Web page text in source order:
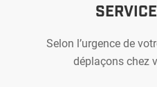
Selon l’urgence de
déplaçons chez